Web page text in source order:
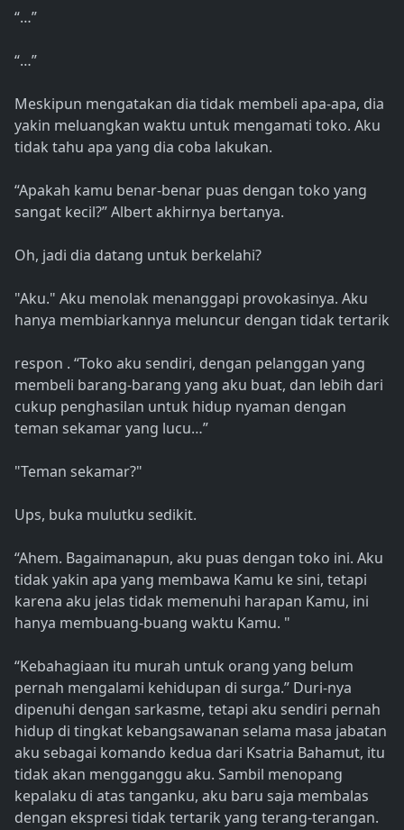
“…”
“…”
Meskipun mengatakan dia tidak membeli apa-apa, dia
yakin meluangkan waktu untuk mengamati toko. Aku
tidak tahu apa yang dia coba lakukan.
“Apakah kamu benar-benar puas dengan toko yang
sangat kecil?” Albert akhirnya bertanya.
Oh, jadi dia datang untuk berkelahi?
"Aku." Aku menolak menanggapi provokasinya. Aku
hanya membiarkannya meluncur dengan tidak tertarik
respon . “Toko aku sendiri, dengan pelanggan yang
membeli barang-barang yang aku buat, dan lebih dari
cukup penghasilan untuk hidup nyaman dengan
teman sekamar yang lucu…”
"Teman sekamar?"
Ups, buka mulutku sedikit.
“Ahem. Bagaimanapun, aku puas dengan toko ini. Aku
tidak yakin apa yang membawa Kamu ke sini, tetapi
karena aku jelas tidak memenuhi harapan Kamu, ini
hanya membuang-buang waktu Kamu. "
“Kebahagiaan itu murah untuk orang yang belum
pernah mengalami kehidupan di surga.” Duri-nya
dipenuhi dengan sarkasme, tetapi aku sendiri pernah
hidup di tingkat kebangsawanan selama masa jabatan
aku sebagai komando kedua dari Ksatria Bahamut, itu
tidak akan mengganggu aku. Sambil menopang
kepalaku di atas tanganku, aku baru saja membalas
dengan ekspresi tidak tertarik yang terang-terangan.